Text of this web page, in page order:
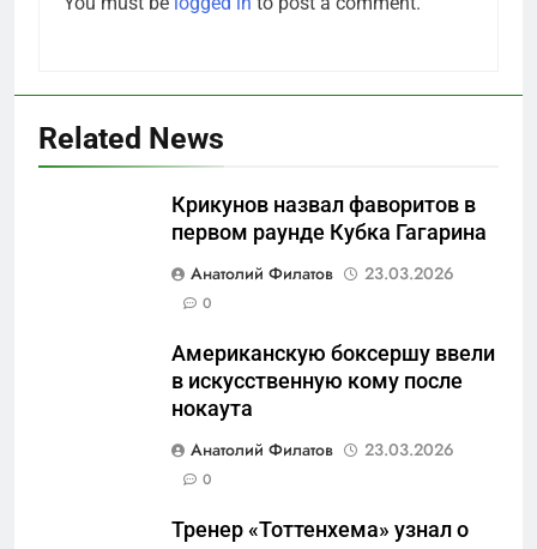
Related News
Крикунов назвал фаворитов в
первом раунде Кубка Гагарина
Анатолий Филатов
23.03.2026
0
Американскую боксершу ввели
в искусственную кому после
нокаута
Анатолий Филатов
23.03.2026
0
Тренер «Тоттенхема» узнал о
Что происходит в
военные изымают спирт «для
защиты Отечества»
САНКТ-ПЕТЕРБУРГ И ОБЛАСТЬ
«500-тонный беспилотник»
или очередная показуха? Что
САНКТ-ПЕТЕРБУРГ И ОБЛАСТЬ